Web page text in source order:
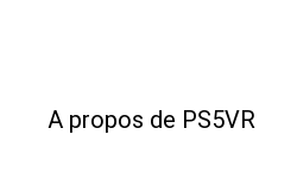
A propos de PS5VR